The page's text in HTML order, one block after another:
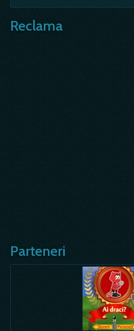
Reclama
Parteneri